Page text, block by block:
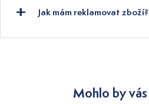
Jak mám reklamovat zboží?
Mohlo by